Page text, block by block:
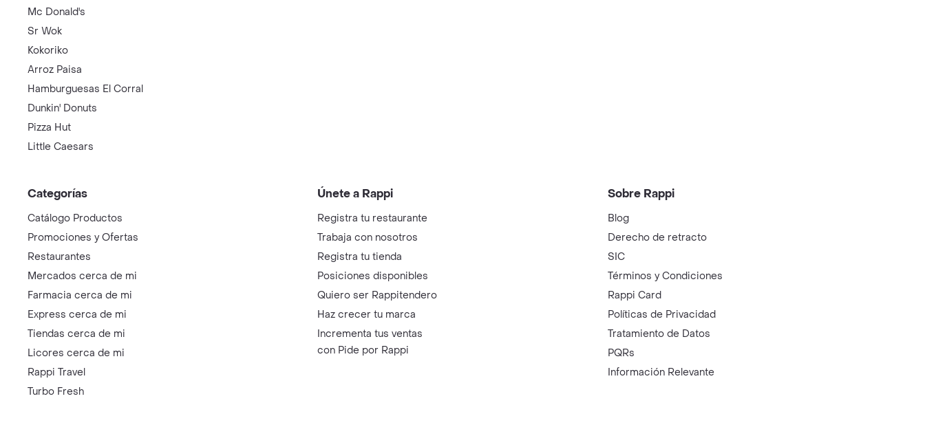
Mc Donald's
Sr Wok
Kokoriko
Arroz Paisa
Hamburguesas El Corral
Dunkin' Donuts
Pizza Hut
Little Caesars
Categorías
Catálogo Productos
Promociones y Ofertas
Restaurantes
Mercados cerca de mi
Farmacia cerca de mi
Express cerca de mi
Tiendas cerca de mi
Licores cerca de mi
Rappi Travel
Turbo Fresh
Únete a Rappi
Registra tu restaurante
Trabaja con nosotros
Registra tu tienda
Posiciones disponibles
Quiero ser Rappitendero
Haz crecer tu marca
Incrementa tus ventas
con Pide por Rappi
Sobre Rappi
Blog
Derecho de retracto
SIC
Términos y Condiciones
Rappi Card
Políticas de Privacidad
Tratamiento de Datos
PQRs
Información Relevante